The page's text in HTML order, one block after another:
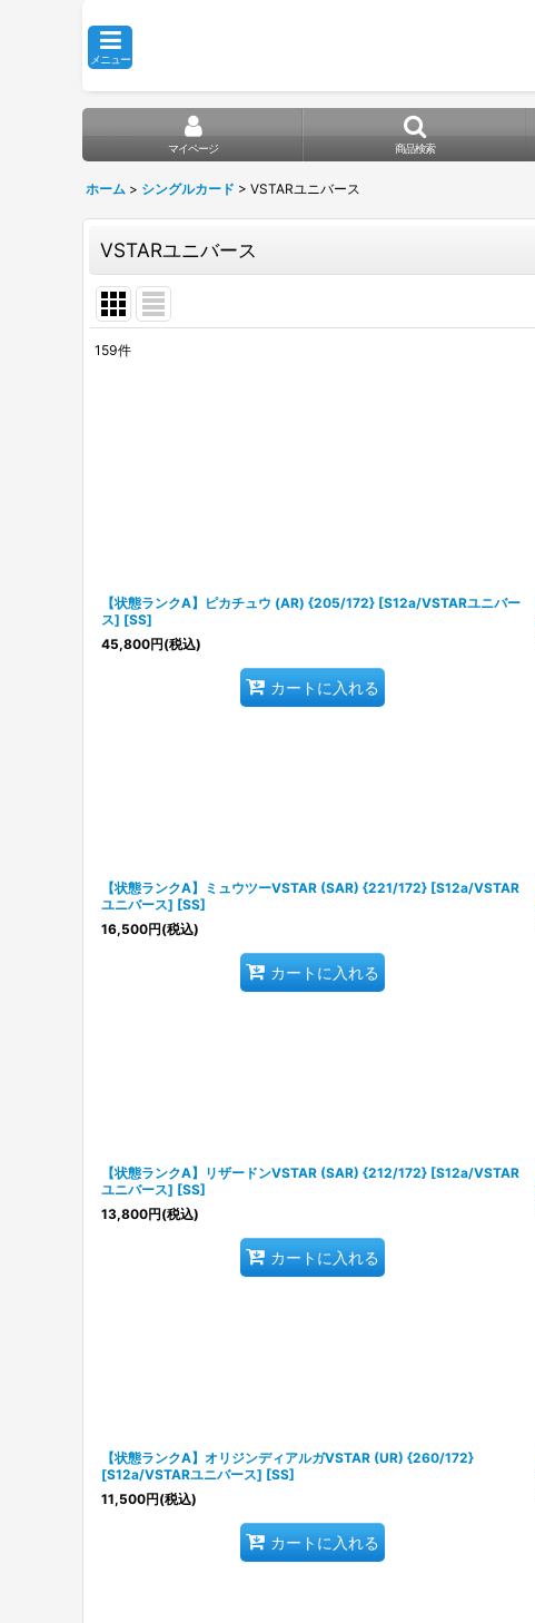
メニュー
マイページ 商品検索
ホーム > シングルカード > VSTARユニバース
VSTARユニバース
159件
【状態ランクA】ピカチュウ (AR) {205/172} [S12a/VSTARユニバー
ス] [SS]
45,800円(税込)
カートに入れる
【状態ランクA】ミュウツーVSTAR (SAR) {221/172} [S12a/VSTAR
ユニバース] [SS]
16,500円(税込)
カートに入れる
【状態ランクA】リザードンVSTAR (SAR) {212/172} [S12a/VSTAR
ユニバース] [SS]
13,800円(税込)
カートに入れる
【状態ランクA】オリジンディアルガVSTAR (UR) {260/172}
[S12a/VSTARユニバース] [SS]
11,500円(税込)
カートに入れる